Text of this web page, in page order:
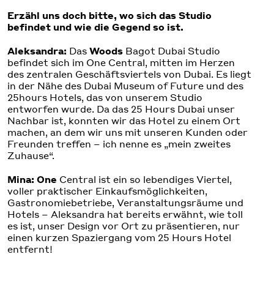
Erzähl uns doch bitte, wo sich das Studio
befindet und wie die Gegend so ist.
Aleksandra: Das Woods Bagot Dubai Studio
befindet sich im One Central, mitten im Herzen
des zentralen Geschäftsviertels von Dubai. Es liegt
in der Nähe des Dubai Museum of Future und des
25hours Hotels, das von unserem Studio
entworfen wurde. Da das 25 Hours Dubai unser
Nachbar ist, konnten wir das Hotel zu einem Ort
machen, an dem wir uns mit unseren Kunden oder
Freunden treffen – ich nenne es „mein zweites
Zuhause“.
Mina: One Central ist ein so lebendiges Viertel,
voller praktischer Einkaufsmöglichkeiten,
Gastronomiebetriebe, Veranstaltungsräume und
Hotels – Aleksandra hat bereits erwähnt, wie toll
es ist, unser Design vor Ort zu präsentieren, nur
einen kurzen Spaziergang vom 25 Hours Hotel
entfernt!